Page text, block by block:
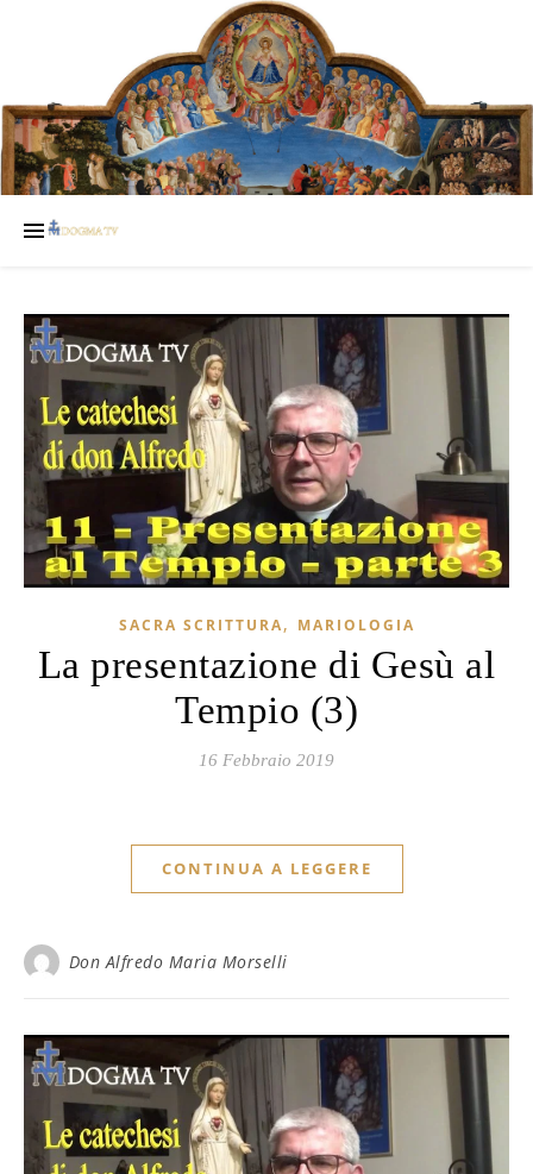
SACRA SCRITTURA, MARIOLOGIA
La presentazione di Gesù al
Tempio (3)
16 Febbraio 2019
CONTINUA A LEGGERE
Don Alfredo Maria Morselli